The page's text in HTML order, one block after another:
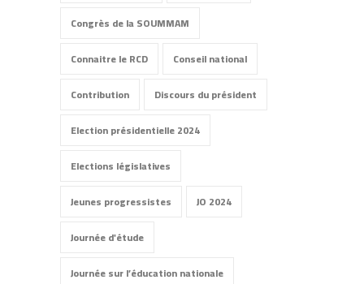
Congrès de la SOUMMAM
Connaitre le RCD
Conseil national
Contribution
Discours du président
Election présidentielle 2024
Elections législatives
Jeunes progressistes
JO 2024
Journée d'étude
Journée sur l’éducation nationale